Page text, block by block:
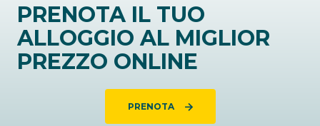
PRENOTA IL TUO
ALLOGGIO AL MIGLIOR
PREZZO ONLINE
PRENOTA